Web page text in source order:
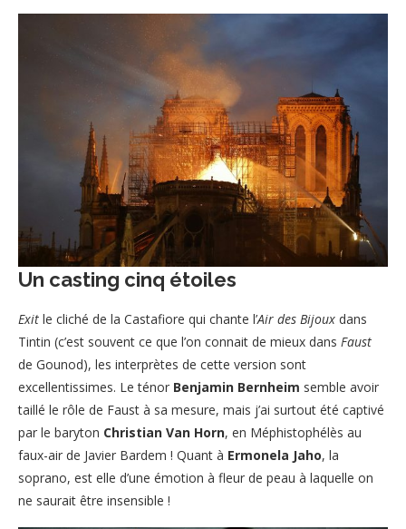
Un casting cinq étoiles
Exit le cliché de la Castafiore qui chante l’Air des Bijoux dans
Tintin (c’est souvent ce que l’on connait de mieux dans Faust
de Gounod), les interprètes de cette version sont
excellentissimes. Le ténor Benjamin Bernheim semble avoir
taillé le rôle de Faust à sa mesure, mais j’ai surtout été captivé
par le baryton Christian Van Horn, en Méphistophélès au
faux-air de Javier Bardem ! Quant à Ermonela Jaho, la
soprano, est elle d’une émotion à fleur de peau à laquelle on
ne saurait être insensible !